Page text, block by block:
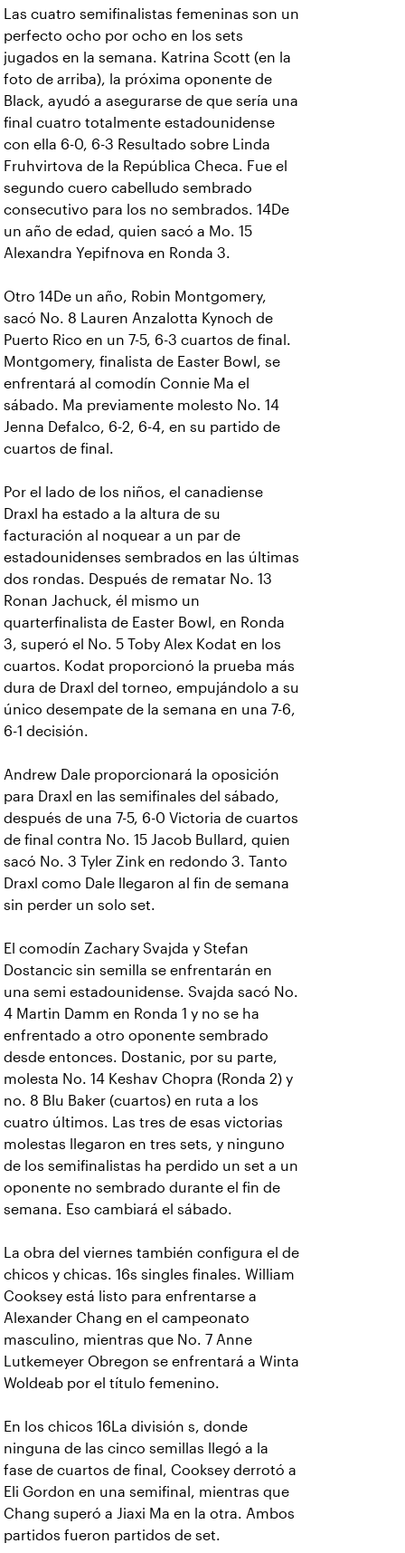
Las cuatro semifinalistas femeninas son un
perfecto ocho por ocho en los sets
jugados en la semana. Katrina Scott (en la
foto de arriba), la próxima oponente de
Black, ayudó a asegurarse de que sería una
final cuatro totalmente estadounidense
con ella 6-0, 6-3 Resultado sobre Linda
Fruhvirtova de la República Checa. Fue el
segundo cuero cabelludo sembrado
consecutivo para los no sembrados. 14De
un año de edad, quien sacó a Mo. 15
Alexandra Yepifnova en Ronda 3.
Otro 14De un año, Robin Montgomery,
sacó No. 8 Lauren Anzalotta Kynoch de
Puerto Rico en un 7-5, 6-3 cuartos de final.
Montgomery, finalista de Easter Bowl, se
enfrentará al comodín Connie Ma el
sábado. Ma previamente molesto No. 14
Jenna Defalco, 6-2, 6-4, en su partido de
cuartos de final.
Por el lado de los niños, el canadiense
Draxl ha estado a la altura de su
facturación al noquear a un par de
estadounidenses sembrados en las últimas
dos rondas. Después de rematar No. 13
Ronan Jachuck, él mismo un
quarterfinalista de Easter Bowl, en Ronda
3, superó el No. 5 Toby Alex Kodat en los
cuartos. Kodat proporcionó la prueba más
dura de Draxl del torneo, empujándolo a su
único desempate de la semana en una 7-6,
6-1 decisión.
Andrew Dale proporcionará la oposición
para Draxl en las semifinales del sábado,
después de una 7-5, 6-0 Victoria de cuartos
de final contra No. 15 Jacob Bullard, quien
sacó No. 3 Tyler Zink en redondo 3. Tanto
Draxl como Dale llegaron al fin de semana
sin perder un solo set.
El comodín Zachary Svajda y Stefan
Dostancic sin semilla se enfrentarán en
una semi estadounidense. Svajda sacó No.
4 Martin Damm en Ronda 1 y no se ha
enfrentado a otro oponente sembrado
desde entonces. Dostanic, por su parte,
molesta No. 14 Keshav Chopra (Ronda 2) y
no. 8 Blu Baker (cuartos) en ruta a los
cuatro últimos. Las tres de esas victorias
molestas llegaron en tres sets, y ninguno
de los semifinalistas ha perdido un set a un
oponente no sembrado durante el fin de
semana. Eso cambiará el sábado.
La obra del viernes también configura el de
chicos y chicas. 16s singles finales. William
Cooksey está listo para enfrentarse a
Alexander Chang en el campeonato
masculino, mientras que No. 7 Anne
Lutkemeyer Obregon se enfrentará a Winta
Woldeab por el título femenino.
En los chicos 16La división s, donde
ninguna de las cinco semillas llegó a la
fase de cuartos de final, Cooksey derrotó a
Eli Gordon en una semifinal, mientras que
Chang superó a Jiaxi Ma en la otra. Ambos
partidos fueron partidos de set.